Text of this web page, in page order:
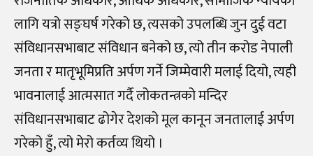
लागि यत्रो सङ्घर्ष गरेको छ, त्यसको उपलब्धि जुन दुई वटा
संविधानसभाबाट संविधान बनेको छ, त्यो तीन करोड नेपाली
जनता र मातृभूमिप्रति अर्पण गर्ने जिम्मेवारी मलाई दियो, त्यही
भावनालाई आत्मसात गर्दै लोकतन्त्रको मन्दिर
संविधानसभाबाट ढोगेर देशको मूल कानून जनतालाई अर्पण
गरेको हुँ, त्यो मेरो कर्तव्य थियो ।